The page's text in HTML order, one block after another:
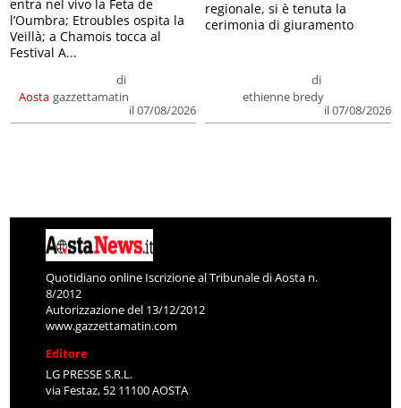
Aosta
di
gazzettamatin
il 07/08/2026
entra nel vivo la Feta de
l’Oumbra; Etroubles ospita la
Veillà; a Chamois tocca al
Festival A...
di
ethienne bredy
il 07/08/2026
regionale, si è tenuta la
cerimonia di giuramento
Quotidiano online Iscrizione al Tribunale di Aosta n.
8/2012
Autorizzazione del 13/12/2012
www.gazzettamatin.com
Editore
LG PRESSE S.R.L.
via Festaz, 52 11100 AOSTA